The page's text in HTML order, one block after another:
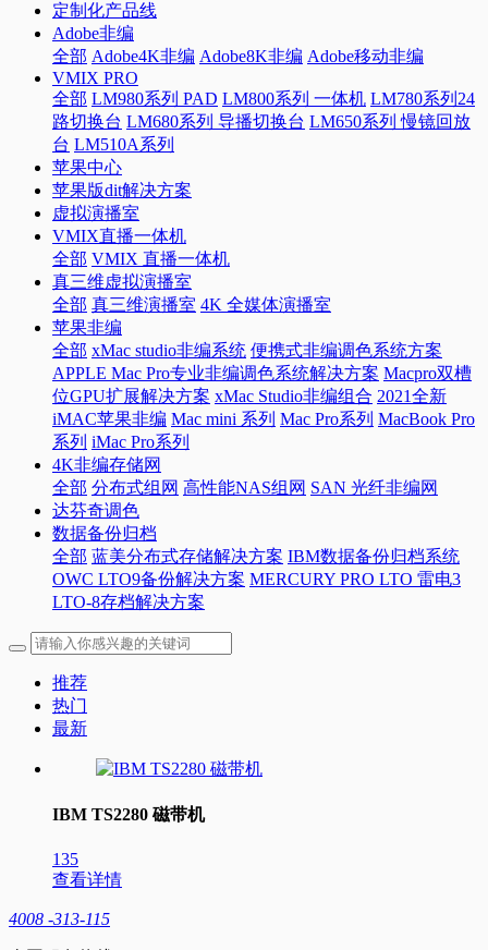
定制化产品线
Adobe非编
全部 Adobe4K非编 Adobe8K非编 Adobe移动非编
VMIX PRO
全部 LM980系列 PAD LM800系列 一体机 LM780系列24
路切换台 LM680系列 导播切换台 LM650系列 慢镜回放
台 LM510A系列
苹果中心
苹果版dit解决方案
虚拟演播室
VMIX直播一体机
全部 VMIX 直播一体机
真三维虚拟演播室
全部 真三维演播室 4K 全媒体演播室
苹果非编
全部 xMac studio非编系统 便携式非编调色系统方案
APPLE Mac Pro专业非编调色系统解决方案 Macpro双槽
位GPU扩展解决方案 xMac Studio非编组合 2021全新
iMAC苹果非编 Mac mini 系列 Mac Pro系列 MacBook Pro
系列 iMac Pro系列
4K非编存储网
全部 分布式组网 高性能NAS组网 SAN 光纤非编网
达芬奇调色
数据备份归档
全部 蓝美分布式存储解决方案 IBM数据备份归档系统
OWC LTO9备份解决方案 MERCURY PRO LTO 雷电3
LTO-8存档解决方案
推荐
热门
最新
IBM TS2280 磁带机
135
查看详情
4008 -313-115